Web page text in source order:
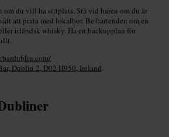
du vill ha sittplats. Stå vid baren om du är
att prata med lokalbor. Be bartenden om en
irländsk whisky. Ha en backupplan för
Dublin 2, D02 H950, Ireland